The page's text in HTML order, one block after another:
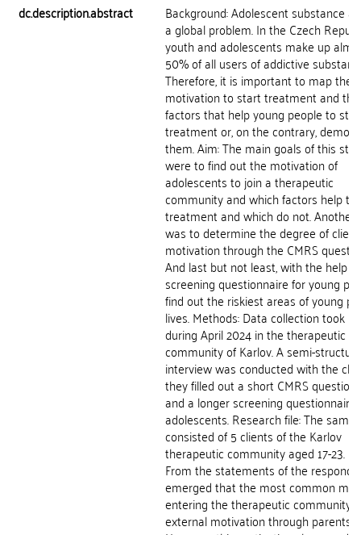
dc.description.abstract
Background: Adolescent substance
a global problem. In the Czech
youth and adolescents make up
50% of all users of addictive
Therefore, it is important to map the
motivation to start treatment and the
factors that help young people to
treatment or, on the contrary,
them. Aim: The main goals of this
were to find out the motivation of
adolescents to join a therapeutic
community and which factors help
treatment and which do not. Another
was to determine the degree of client
motivation through the CMRS
And last but not least, with the help
screening questionnaire for young
find out the riskiest areas of young
lives. Methods: Data collection took
during April 2024 in the therapeutic
community of Karlov. A semi-
interview was conducted with the
they filled out a short CMRS
and a longer screening questionnaire
adolescents. Research file: The
consisted of 5 clients of the Karlov
therapeutic community aged 17-23.
From the statements of the
emerged that the most common
entering the therapeutic community
external motivation through parents.